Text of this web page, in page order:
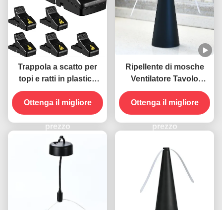
Trappola a scatto per
topi e ratti in plastica
resistente
Ottenga il migliore
prezzo
Ripellente di mosche
Ventilatore Tavolo
portatile Tenere le
mosche lontano con
lame morbide Materiale
ABS PET
Ottenga il migliore
prezzo